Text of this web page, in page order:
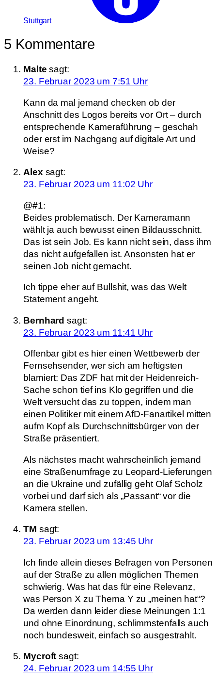
Stuttgart
5 Kommentare
Malte sagt:
23. Februar 2023 um 7:51 Uhr
Kann da mal jemand checken ob der
Anschnitt des Logos bereits vor Ort – durch
entsprechende Kameraführung – geschah
oder erst im Nachgang auf digitale Art und
Weise?
Alex sagt:
23. Februar 2023 um 11:02 Uhr
@#1:
Beides problematisch. Der Kameramann
wählt ja auch bewusst einen Bildausschnitt.
Das ist sein Job. Es kann nicht sein, dass ihm
das nicht aufgefallen ist. Ansonsten hat er
seinen Job nicht gemacht.
Ich tippe eher auf Bullshit, was das Welt
Statement angeht.
Bernhard sagt:
23. Februar 2023 um 11:41 Uhr
Offenbar gibt es hier einen Wettbewerb der
Fernsehsender, wer sich am heftigsten
blamiert: Das ZDF hat mit der Heidenreich-
Sache schon tief ins Klo gegriffen und die
Welt versucht das zu toppen, indem man
einen Politiker mit einem AfD-Fanartikel mitten
aufm Kopf als Durchschnittsbürger von der
Straße präsentiert.
Als nächstes macht wahrscheinlich jemand
eine Straßenumfrage zu Leopard-Lieferungen
an die Ukraine und zufällig geht Olaf Scholz
vorbei und darf sich als „Passant“ vor die
Kamera stellen.
TM sagt:
23. Februar 2023 um 13:45 Uhr
Ich finde allein dieses Befragen von Personen
auf der Straße zu allen möglichen Themen
schwierig. Was hat das für eine Relevanz,
was Person X zu Thema Y zu „meinen hat“?
Da werden dann leider diese Meinungen 1:1
und ohne Einordnung, schlimmstenfalls auch
noch bundesweit, einfach so ausgestrahlt.
Mycroft sagt:
24. Februar 2023 um 14:55 Uhr